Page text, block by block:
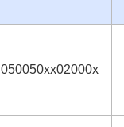
050050xx02000x